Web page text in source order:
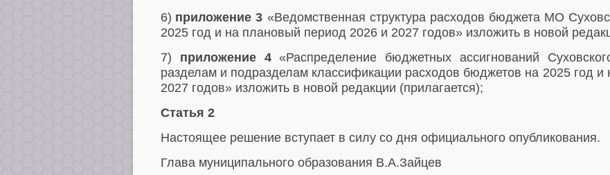
6) приложение 3 «Ведомственная структура расходов бюджета МО
2025 год и на плановый период 2026 и 2027 годов» изложить в новой
7) приложение 4«Распределение бюджетных ассигнований
разделам и подразделам классификации расходов бюджетов на 2025 год и
2027 годов» изложить в новой редакции (прилагается);
Статья 2
Настоящее решение вступает в силу со дня официального опубликования.
Глава муниципального образования В.А.Зайцев